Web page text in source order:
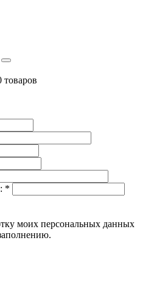
товаров
*
моих персональных данных